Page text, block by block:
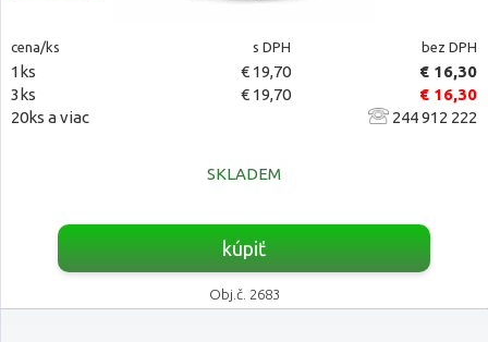
cena/ks s DPH bez DPH
1ks € 19,70
€ 16,30
3ks
€ 19,70
€ 16,30
20ks a viac
244 912 222
SKLADEM
kúpiť
Obj.č. 2683